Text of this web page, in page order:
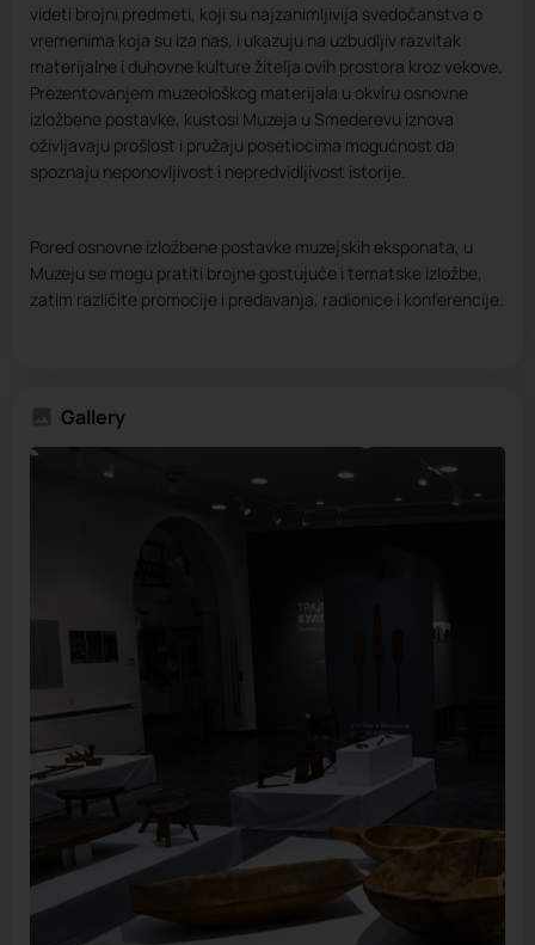
videti brojni predmeti, koji su najzanimljivija svedočanstva o
vremenima koja su iza nas, i ukazuju na uzbudljiv razvitak
materijalne i duhovne kulture žitelja ovih prostora kroz vekove.
Prezentovanjem muzeološkog materijala u okviru osnovne
izložbene postavke, kustosi Muzeja u Smederevu iznova
oživljavaju prošlost i pružaju posetiocima mogućnost da
spoznaju neponovljivost i nepredvidljivost istorije.
Pored osnovne izložbene postavke muzejskih eksponata, u
Muzeju se mogu pratiti brojne gostujuće i tematske izložbe,
zatim različite promocije i predavanja, radionice i konferencije.
Gallery